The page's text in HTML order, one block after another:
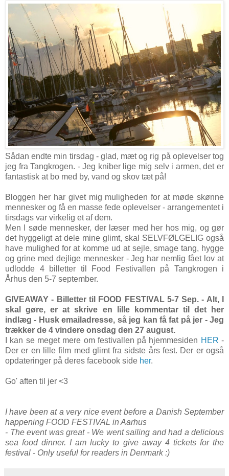
Sådan endte min tirsdag - glad, mæt og rig på oplevelser tog
jeg fra Tangkrogen. - Jeg kniber lige mig selv i armen, det er
fantastisk at bo med by, vand og skov tæt på!
Bloggen her har givet mig muligheden for at møde skønne
mennesker og få en masse fede oplevelser - arrangementet i
tirsdags var virkelig et af dem.
Men I søde mennesker, der læser med her hos mig, og gør
det hyggeligt at dele mine glimt, skal SELVFØLGELIG også
have mulighed for at komme ud at sejle, smage tang, hygge
og grine med dejlige mennesker - Jeg har nemlig fået lov at
udlodde 4 billetter til Food Festivallen på Tangkrogen i
Århus den 5-7 september.
GIVEAWAY - Billetter til FOOD FESTIVAL 5-7 Sep. - Alt, I
skal gøre, er at skrive en lille kommentar til det her
indlæg - Husk emailadresse, så jeg kan få fat på jer - Jeg
trækker de 4 vindere onsdag den 27 august.
I kan se meget mere om festivallen på hjemmesiden HER -
Der er en lille film med glimt fra sidste års fest. Der er også
opdateringer på deres facebook side her.
Go' aften til jer <3
I have been at a very nice event before a Danish September
happening FOOD FESTIVAL in Aarhus
- The event was great - We went sailing and had a delicious
sea food dinner. I am lucky to give away 4 tickets for the
festival - Only useful for readers in Denmark :)